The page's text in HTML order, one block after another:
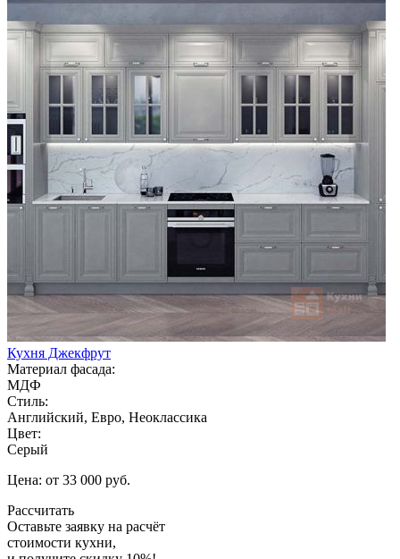
Кухня Джекфрут
Материал фасада:
МДФ
Стиль:
Английский, Евро, Неоклассика
Цвет:
Серый
Цена: от 33 000 руб.
Рассчитать
Оставьте заявку на расчёт
стоимости кухни,